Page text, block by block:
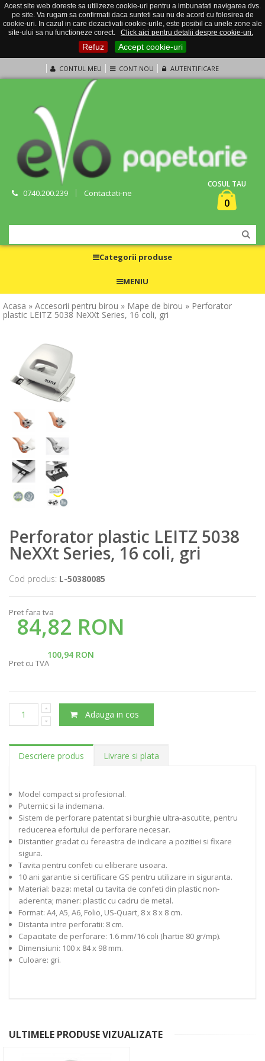
Acest site web doreste sa utilizeze cookie-uri pentru a imbunatati navigarea dvs.
pe site. Va rugam sa confirmati daca sunteti sau nu de acord cu folosirea de
cookie-uri. In cazul in care dezactivati cookie-urile, este posibil ca unele zone ale
site-ului sa nu functioneze corect.
Click aici pentru detalii despre cookie-uri.
Refuz Accept cookie-uri
CONTUL MEU CONT NOU AUTENTIFICARE
0740.200.239 Contactati-ne
COSUL TAU
0
Categorii produse
MENIU
Acasa » Accesorii pentru birou » Mape de birou » Perforator
plastic LEITZ 5038 NeXXt Series, 16 coli, gri
Perforator plastic LEITZ 5038
NeXXt Series, 16 coli, gri
Cod produs: L-50380085
Pret fara tva
84,82 RON
100,94 RON
Pret cu TVA
Adauga in cos
Descriere produs Livrare si plata
Model compact si profesional.
Puternic si la indemana.
Sistem de perforare patentat si burghie ultra-ascutite, pentru
reducerea efortului de perforare necesar.
Distantier gradat cu fereastra de indicare a pozitiei si fixare
sigura.
Tavita pentru confeti cu eliberare usoara.
10 ani garantie si certificare GS pentru utilizare in siguranta.
Material: baza: metal cu tavita de confeti din plastic non-
aderenta; maner: plastic cu cadru de metal.
Format: A4, A5, A6, Folio, US-Quart, 8 x 8 x 8 cm.
Distanta intre perforatii: 8 cm.
Capacitate de perforare: 1.6 mm/16 coli (hartie 80 gr/mp).
Dimensiuni: 100 x 84 x 98 mm.
Culoare: gri.
ULTIMELE PRODUSE VIZUALIZATE